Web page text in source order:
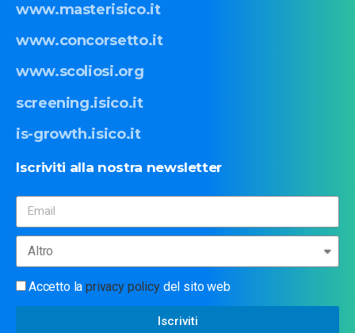
www.masterisico.it
www.concorsetto.it
www.scoliosi.org
screening.isico.it
is-growth.isico.it
Iscriviti alla nostra newsletter
Accetto laprivacy policydel sito web
Iscriviti